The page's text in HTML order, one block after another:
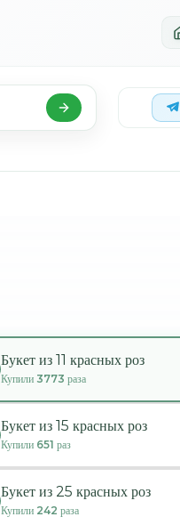
Букет из 11 красных роз
Купили 3773 раза
Букет из 15 красных роз
Купили 651 раз
Букет из 25 красных роз
Купили 242 раза